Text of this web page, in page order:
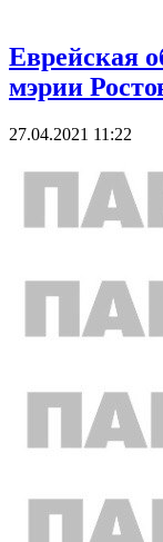
Еврейская
мэрии
27.04.2021 11:22